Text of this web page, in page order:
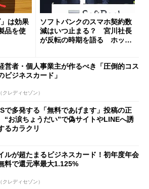
は効果
品を使
ソフトバンクのスマホ契約数
減はいつ止まる？ 宮川社長
が反転の時期を語る ホッピ
営者・個人事業主が作るべき「圧倒的コス
ビジネスカード」
クレディセゾン）
で多発する「無料であげます」投稿の正
お涙ちょうだい”で偽サイトやLINEへ誘
るカラクリ
ルが超たまるビジネスカード！初年度年会
料で還元率最大1.125%
クレディセゾン）